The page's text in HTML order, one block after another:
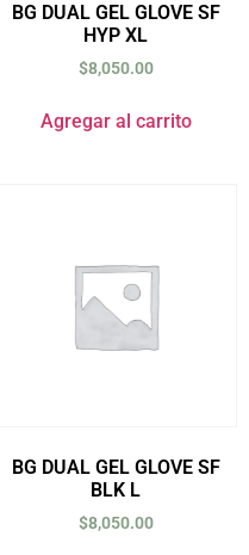
BG DUAL GEL GLOVE SF
HYP XL
$8,050.00
Agregar al carrito
BG DUAL GEL GLOVE SF
BLK L
$8,050.00